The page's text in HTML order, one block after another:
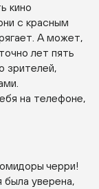
кино
с красным
А может,
лет пять
зрителей,
на телефоне,
черри!
была уверена,